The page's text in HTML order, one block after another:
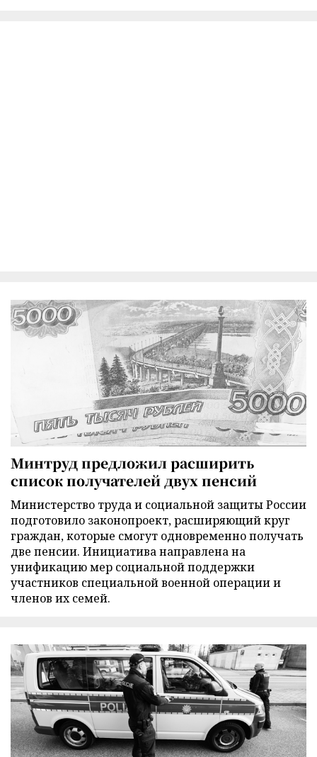
Минтруд предложил расширить
список получателей двух пенсий
Министерство труда и социальной защиты России
подготовило законопроект, расширяющий круг
граждан, которые смогут одновременно получать
две пенсии. Инициатива направлена на
унификацию мер социальной поддержки
участников специальной военной операции и
членов их семей.